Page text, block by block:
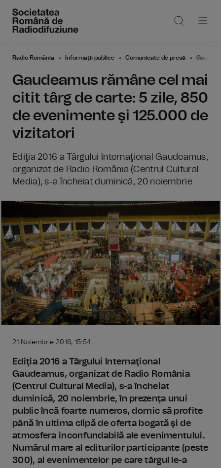
Radio România Informaţii publice Comunicate de presă
Gaudeamus rămâne cel mai
citit târg de carte: 5 zile, 850
de evenimente şi 125.000 de
vizitatori
Ediţia 2016 a Târgului Internaţional Gaudeamus,
organizat de Radio România (Centrul Cultural
Media), s-a încheiat duminică, 20 noiembrie
21 Noiembrie 2016, 15:54
Ediţia 2016 a Târgului Internaţional
Gaudeamus, organizat de Radio România
(Centrul Cultural Media), s-a încheiat
duminică, 20 noiembrie, în prezenţa unui
public încă foarte numeros, dornic să profite
până în ultima clipă de oferta bogată şi de
atmosfera inconfundabilă ale evenimentului.
Numărul mare al editurilor participante (peste
300), al evenimentelor pe care târgul le-a